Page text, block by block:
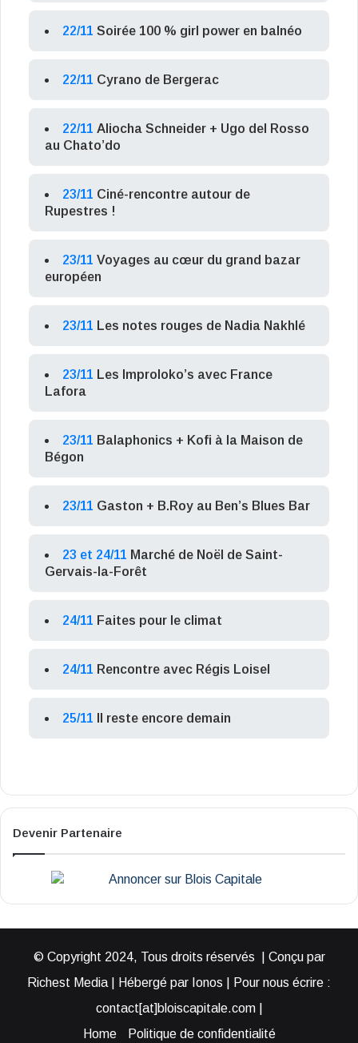
22/11 Soirée 100 % girl power en balnéo
22/11 Cyrano de Bergerac
22/11 Aliocha Schneider + Ugo del Rosso
au Chato’do
23/11 Ciné-rencontre autour de
Rupestres !
23/11 Voyages au cœur du grand bazar
européen
23/11 Les notes rouges de Nadia Nakhlé
23/11 Les Improloko’s avec France
Lafora
23/11 Balaphonics + Kofi à la Maison de
Bégon
23/11 Gaston + B.Roy au Ben’s Blues Bar
23 et 24/11 Marché de Noël de Saint-
Gervais-la-Forêt
24/11 Faites pour le climat
24/11 Rencontre avec Régis Loisel
25/11 Il reste encore demain
Devenir Partenaire
© Copyright 2024, Tous droits réservés | Conçu par
Richest Media | Hébergé par Ionos | Pour nous écrire :
contact[at]bloiscapitale.com |
Home
Politique de confidentialité